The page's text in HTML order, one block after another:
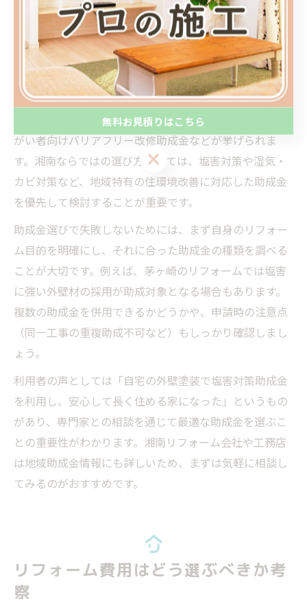
画が成功のカギとなります。
助成金の種類と湘南エリア特有の選び方
湘南エリアで利用できる助成金には、国・県・市町村に
よるさまざまな種類があります。代表的なものとして、
耐震補強助成金、省エネリフォーム補助金、高齢者・障
がい者向けバリアフリー改修助成金などが挙げられま
す。湘南ならではの選び方としては、塩害対策や湿気・
カビ対策など、地域特有の住環境改善に対応した助成金
を優先して検討することが重要です。
助成金選びで失敗しないためには、まず自身のリフォー
ム目的を明確にし、それに合った助成金の種類を調べる
ことが大切です。例えば、茅ヶ崎のリフォームでは塩害
に強い外壁材の採用が助成対象となる場合もあります。
複数の助成金を併用できるかどうかや、申請時の注意点
（同一工事の重複助成不可など）もしっかり確認しまし
ょう。
利用者の声としては「自宅の外壁塗装で塩害対策助成金
を利用し、安心して長く住める家になった」というもの
があり、専門家との相談を通じて最適な助成金を選ぶこ
との重要性がわかります。湘南リフォーム会社や工務店
は地域助成金情報にも詳しいため、まずは気軽に相談し
てみるのがおすすめです。
リフォーム費用はどう選ぶべきか考
察
無料お見積りはこちら
無料お見積りはこちら